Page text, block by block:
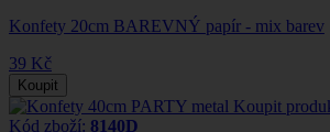
Konfety 20cm BAREVNÝ papír - mix barev
39 Kč
Koupit
Koupit
Kód zboží: 8140D